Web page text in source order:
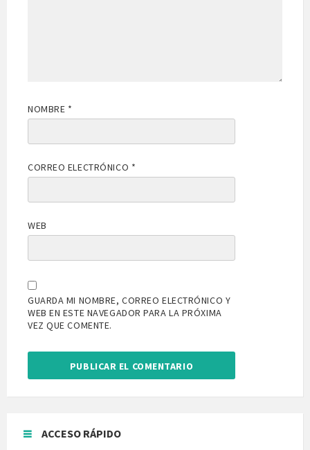
NOMBRE *
CORREO ELECTRÓNICO *
WEB
GUARDA MI NOMBRE, CORREO ELECTRÓNICO Y
WEB EN ESTE NAVEGADOR PARA LA PRÓXIMA
VEZ QUE COMENTE.
ACCESO RÁPIDO